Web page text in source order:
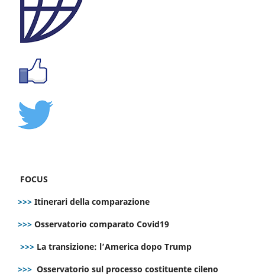
FOCUS
>>> Itinerari della comparazione
>>> Osservatorio comparato Covid19
>>> La transizione: l’America dopo Trump
>>> Osservatorio sul processo costituente cileno